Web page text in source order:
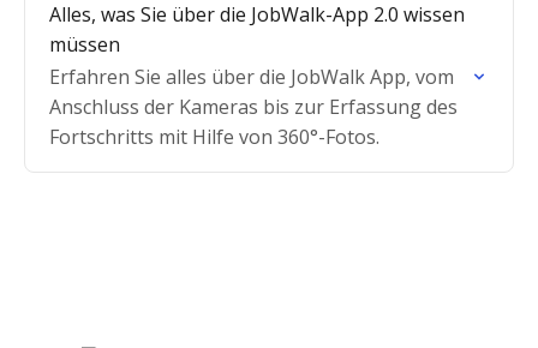
Alles, was Sie über die JobWalk-App 2.0 wissen
müssen
Erfahren Sie alles über die JobWalk App, vom
Anschluss der Kameras bis zur Erfassung des
Fortschritts mit Hilfe von 360°-Fotos.